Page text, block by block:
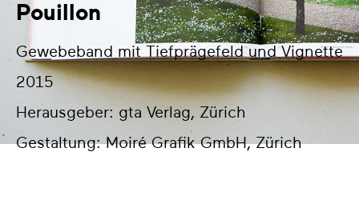
Pouillon
Gewebeband mit Tiefprägefeld und Vignette
2015
Herausgeber: gta Verlag, Zürich
Gestaltung: Moiré Grafik GmbH, Zürich